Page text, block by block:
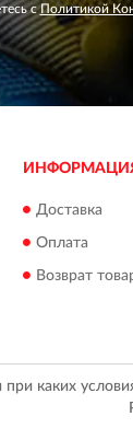
сПолитикой
Доставка
Оплата
Возврат
каких